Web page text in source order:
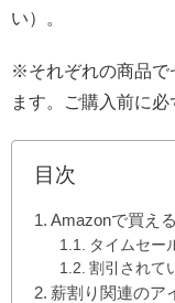
い）。
※それぞれの商品で
ます。ご購入前に必
目次
Amazonで買え
タイムセー
割引されて
薪割り関連のア